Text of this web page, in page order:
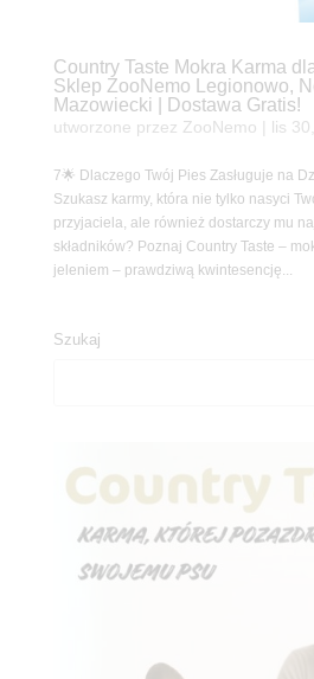
Country Taste Mokra Karma
Sklep ZooNemo Legionowo,
Mazowiecki | Dostawa Gratis!
utworzone przez ZooNemo lis
7🌟 Dlaczego Twój Pies Zasługuje na
Szukasz karmy, która nie tylko nasyci
przyjaciela, ale również dostarczy mu
składników? Poznaj Country Taste –
jeleniem – prawdziwą kwintesencję...
Szukaj